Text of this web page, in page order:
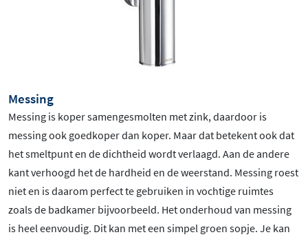
Messing
Messing is koper samengesmolten met zink, daardoor is
messing ook goedkoper dan koper. Maar dat betekent ook dat
het smeltpunt en de dichtheid wordt verlaagd. Aan de andere
kant verhoogd het de hardheid en de weerstand. Messing roest
niet en is daarom perfect te gebruiken in vochtige ruimtes
zoals de badkamer bijvoorbeeld. Het onderhoud van messing
is heel eenvoudig. Dit kan met een simpel groen sopje. Je kan